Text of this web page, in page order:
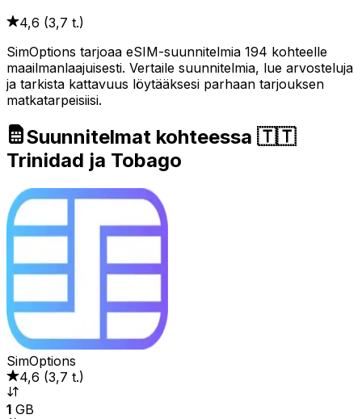
4,6 (3,7 t.)
SimOptions tarjoaa eSIM-suunnitelmia 194 kohteelle
maailmanlaajuisesti. Vertaile suunnitelmia, lue arvosteluja
ja tarkista kattavuus löytääksesi parhaan tarjouksen
matkatarpeisiisi.
Suunnitelmat kohteessa 🇹🇹
Trinidad ja Tobago
SimOptions
4,6 (3,7 t.)
1 GB